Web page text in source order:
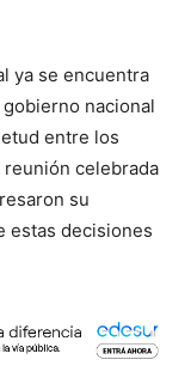
ya se encuentra
nacional
entre los
reunión celebrada
su
estas decisiones